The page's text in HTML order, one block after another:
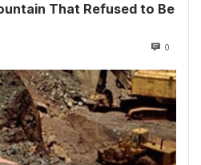
That Refused to Be
0